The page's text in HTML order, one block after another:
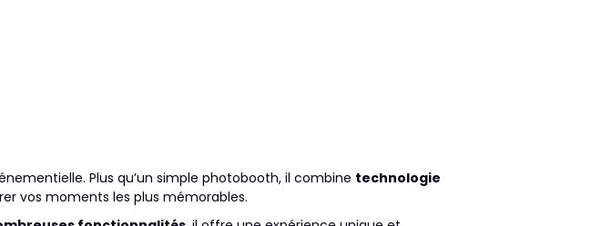
Plus qu’un simple photobooth, il combine technologie
vos moments les plus mémorables.